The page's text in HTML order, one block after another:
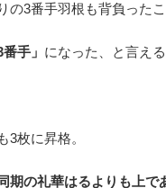
の3番手羽根も背負った
番手」 になった、と言える
も3枚に昇格。
同期の礼華はるよりも上で